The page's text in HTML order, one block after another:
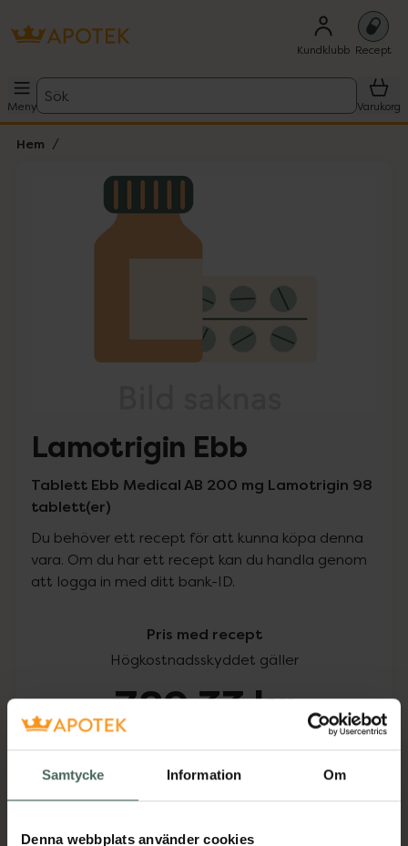
Samtycke Information Om
Denna webbplats använder cookies
Kundklubb Recept
Meny
Sök
Varukorg
Hem
Lista: . Innehåller 1 objekt.
Lamotrigin Ebb
Tablett Ebb Medical AB 200 mg Lamotrigin 98
tablett(er)
Du behöver ett recept för att kunna köpa denna
vara. Om du har ett recept kan du handla genom
att logga in med ditt bank-ID.
Pris med recept
Högkostnadsskyddet gäller
789,33 kr